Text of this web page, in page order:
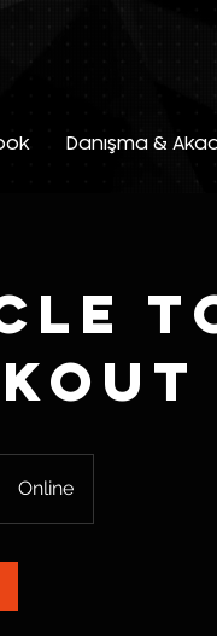
Danışma &
Online